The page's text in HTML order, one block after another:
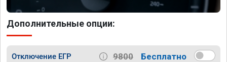
Дополнительные опции:
Отключение ЕГР 9800 Бесплатно